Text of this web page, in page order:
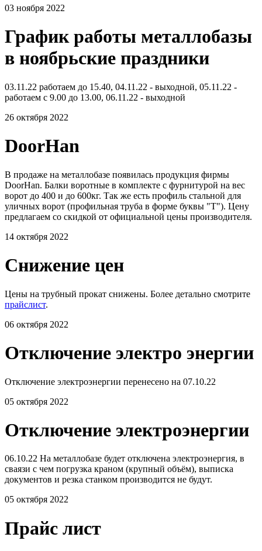
03 ноября 2022
График работы металлобазы
в ноябрьские праздники
03.11.22 работаем до 15.40, 04.11.22 - выходной, 05.11.22 -
работаем с 9.00 до 13.00, 06.11.22 - выходной
26 октября 2022
DoorHan
В продаже на металлобазе появилась продукция фирмы
DoorHan. Балки воротные в комплекте с фурнитурой на вес
ворот до 400 и до 600кг. Так же есть профиль стальной для
уличных ворот (профильная труба в форме буквы "Т"). Цену
предлагаем со скидкой от официальной цены производителя.
14 октября 2022
Снижение цен
Цены на трубный прокат снижены. Более детально смотрите
прайслист.
06 октября 2022
Отключение электро энергии
Отключение электроэнергии перенесено на 07.10.22
05 октября 2022
Отключение электроэнергии
06.10.22 На металлобазе будет отключена электроэнергия, в
сваязи с чем погрузка краном (крупный объём), выписка
документов и резка станком производится не будут.
05 октября 2022
Прайс лист